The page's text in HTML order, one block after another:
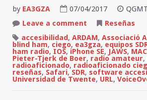
by EA3GZA 07/04/2017
Leave a comment
dijo
que
los
WebSDR
no
eran
accesibles
para
Reseñas
accesibilidad, ARDAM, Associació
blind ham, ciego, ea3gza, equipos
ham radio, IOS, iPhone SE, JAWS, MAC
Pieter-Tjerk de Boer, radio amateur,
radioaficionado, radioaficionado
reseñas, Safari, SDR, software
Universidad de Twente, URL,